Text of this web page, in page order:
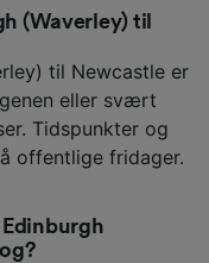
(Waverley) til
til Newcastle er
eller svært
Tidspunkter og
offentlige fridager.